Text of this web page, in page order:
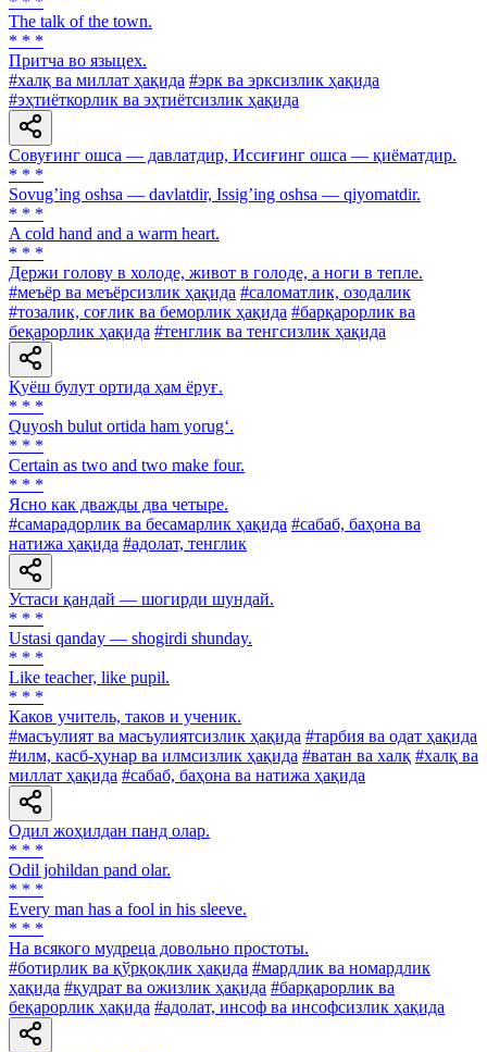
The talk of the town.
* * *
Притча во языцех.
#халқ ва миллат ҳақида #эрк ва эрксизлик ҳақида
#эҳтиёткорлик ва эҳтиётсизлик ҳақида
Совуғинг ошса — давлатдир, Иссиғинг ошса — қиёматдир.
* * *
Sovugʼing oshsa — davlatdir, Issigʼing oshsa — qiyomatdir.
* * *
A cold hand and a warm heart.
* * *
Держи голову в холоде, живот в голоде, а ноги в тепле.
#меъёр ва меъёрсизлик ҳақида #саломатлик, озодалик
#тозалик, соғлик ва беморлик ҳақида #барқарорлик ва
беқарорлик ҳақида #тенглик ва тенгсизлик ҳақида
Қуёш булут ортида ҳам ёруғ.
* * *
Quyosh bulut ortida ham yorug‘.
* * *
Certain as two and two make four.
* * *
Ясно как дважды два четыре.
#самарадорлик ва бесамарлик ҳақида #сабаб, баҳона ва
натижа ҳақида #адолат, тенглик
Устаси қандай — шогирди шундай.
* * *
Ustasi qanday — shogirdi shunday.
* * *
Like teacher, like pupil.
* * *
Каков учитель, таков и ученик.
#масъулият ва масъулиятсизлик ҳақида #тарбия ва одат ҳақида
#илм, касб-ҳунар ва илмсизлик ҳақида #ватан ва халқ #халқ ва
миллат ҳақида #сабаб, баҳона ва натижа ҳақида
Одил жоҳилдан панд олар.
* * *
Odil johildan pand olar.
* * *
Every man has a fool in his sleeve.
* * *
На всякого мудреца довольно простоты.
#ботирлик ва қўрқоқлик ҳақида #мардлик ва номардлик
ҳақида #қудрат ва ожизлик ҳақида #барқарорлик ва
беқарорлик ҳақида #адолат, инсоф ва инсофсизлик ҳақида